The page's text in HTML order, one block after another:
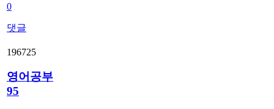
0
댓글
196725
영어공부
95